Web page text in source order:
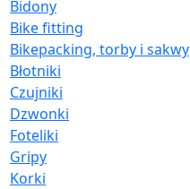
Bidony
Bike fitting
Bikepacking, torby i sakwy
Błotniki
Czujniki
Dzwonki
Foteliki
Gripy
Korki